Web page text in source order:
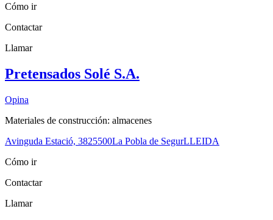
Cómo ir
Contactar
Llamar
Pretensados Solé S.A.
Opina
Materiales de construcción: almacenes
Avinguda Estació, 3825500La Pobla de SegurLLEIDA
Cómo ir
Contactar
Llamar